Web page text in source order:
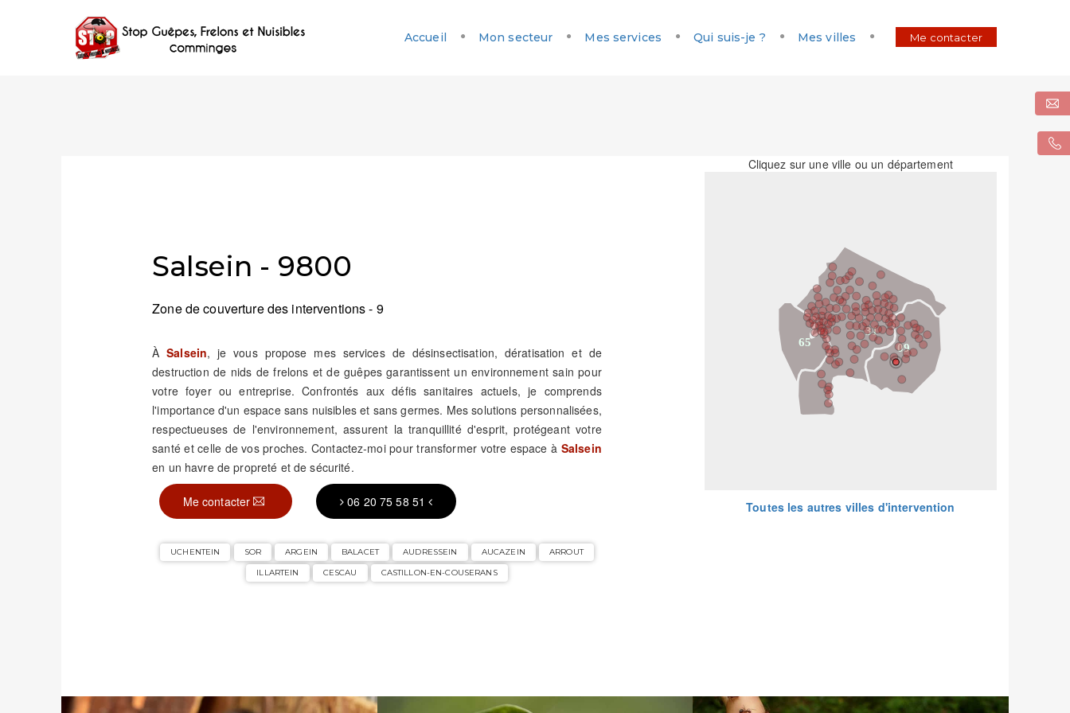
Accueil Mon secteur Mes services Qui suis-je ? Mes villes Me contacter
Salsein - 9800
Zone de couverture des interventions - 9
ÀSalsein, je vous propose mes services de désinsectisation, dératisation et de
destruction de nids de frelons et de guêpes garantissent un environnement sain pour
votre foyer ou entreprise. Confrontés aux défis sanitaires actuels, je comprends
l'importance d'un espace sans nuisibles et sans germes. Mes solutions personnalisées,
respectueuses de l'environnement, assurent la tranquillité d'esprit, protégeant votre
santé et celle de vos proches. Contactez-moi pour transformer votre espace à Salsein
en un havre de propreté et de sécurité.
Me contacter 06 20 75 58 51
UCHENTEIN SOR ARGEIN BALACET AUDRESSEIN AUCAZEIN
ARROUT
ILLARTEIN
CESCAU CASTILLON-EN-COUSERANS
Cliquez sur une ville ou un département
31
09
65
Toutes les autres villes d'intervention